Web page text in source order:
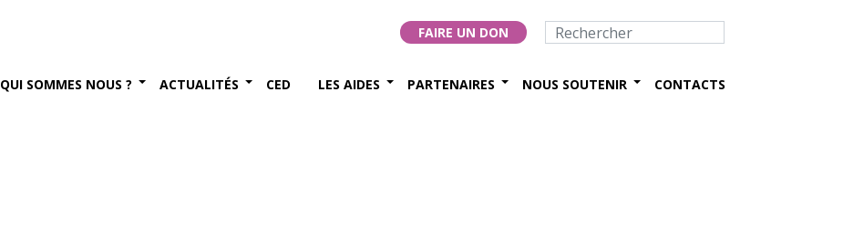
FAIRE UN DON
QUI SOMMES NOUS ? ACTUALITÉS CED LES AIDES PARTENAIRES NOUS SOUTENIR CONTACTS